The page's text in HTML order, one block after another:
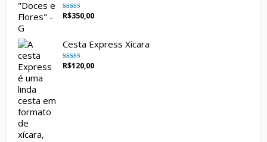
Avaliação
5.00de 5
R$350,00
Cesta Express Xícara
Avaliação
5.00 de 5
R$120,00